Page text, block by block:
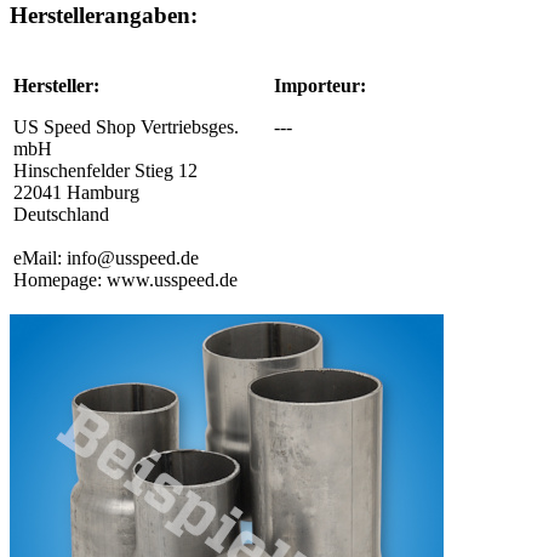
Herstellerangaben:
Hersteller:
US Speed Shop Vertriebsges.
mbH
Hinschenfelder Stieg 12
22041 Hamburg
Deutschland
eMail: info@usspeed.de
Homepage: www.usspeed.de
Importeur:
---